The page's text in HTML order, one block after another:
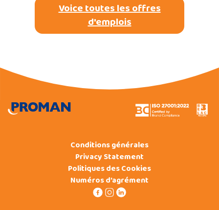
Voice toutes les offres
d'emplois
Conditions générales
Privacy Statement
Politiques des Cookies
Numéros d’agrément